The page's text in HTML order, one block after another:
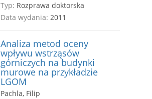
Typ: Rozprawa doktorska
Data wydania: 2011
Analiza metod oceny
wpływu wstrząsów
górniczych na budynki
murowe na przykładzie
LGOM
Pachla, Filip